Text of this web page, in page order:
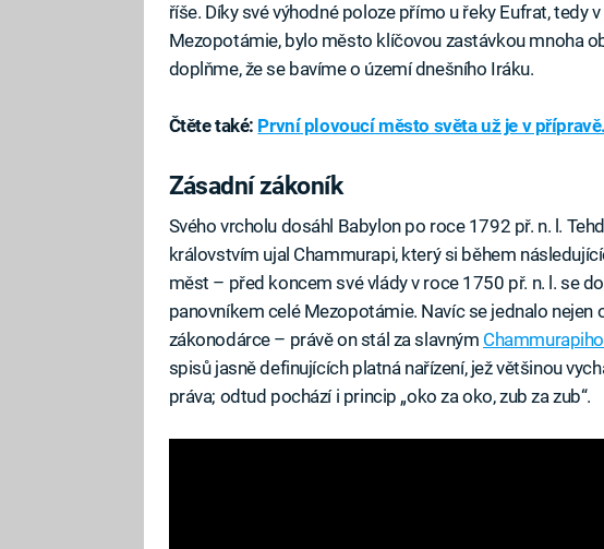
říše. Díky své výhodné poloze přímo u řeky Eufrat, tedy
Mezopotámie, bylo město klíčovou zastávkou mnoha
doplňme, že se bavíme o území dnešního Iráku.
Čtěte také: První plovoucí město světa už je v
Zásadní zákoník
Svého vrcholu dosáhl Babylon po roce 1792 př. n. l.
královstvím ujal Chammurapi, který si během
měst – před koncem své vlády v roce 1750 př. n. l. se
panovníkem celé Mezopotámie. Navíc se jednalo nejen
zákonodárce – právě on stál za slavným
spisů jasně definujících platná nařízení, jež většinou
práva; odtud pochází i princip „oko za oko, zub za zub“.